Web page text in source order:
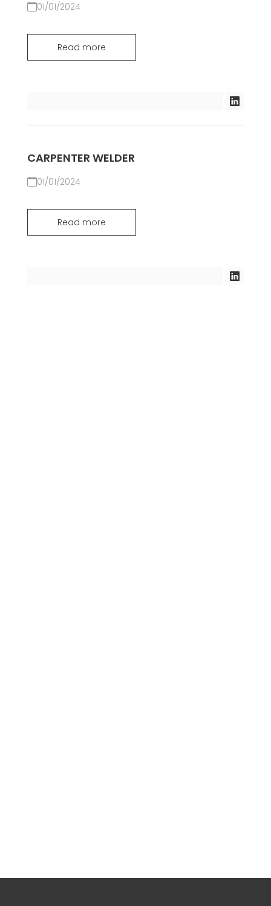
01/01/2024
Read more
CARPENTER WELDER
01/01/2024
Read more